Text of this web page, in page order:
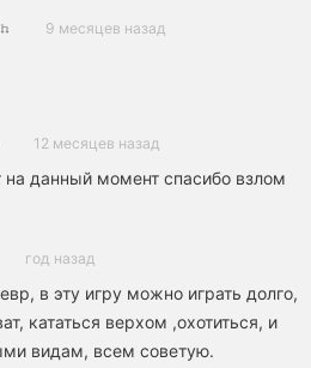
9 месяцев назад
12 месяцев назад
данный момент спасибо взлом
год назад
в эту игру можно играть долго,
кататься верхом ,охотиться, и
видам, всем советую.